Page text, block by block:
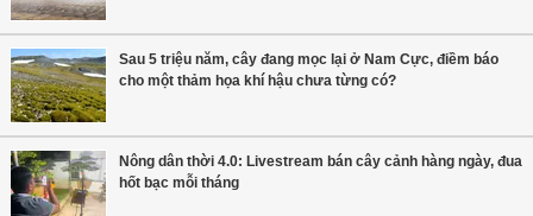
Sau 5 triệu năm, cây đang mọc lại ở Nam Cực, điềm báo
cho một thảm họa khí hậu chưa từng có?
Nông dân thời 4.0: Livestream bán cây cảnh hàng ngày, đua
hốt bạc mỗi tháng